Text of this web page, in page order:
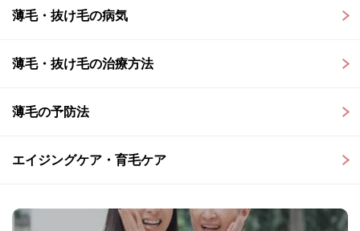
薄毛・抜け毛の病気
薄毛・抜け毛の治療方法
薄毛の予防法
エイジングケア・育毛ケア